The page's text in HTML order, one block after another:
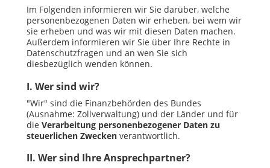
Im Folgenden informieren wir Sie darüber, welche
personenbezogenen Daten wir erheben, bei wem wir
sie erheben und was wir mit diesen Daten machen.
Außerdem informieren wir Sie über Ihre Rechte in
Datenschutzfragen und an wen Sie sich
diesbezüglich wenden können.
I. Wer sind wir?
"Wir" sind die Finanzbehörden des Bundes
(Ausnahme: Zollverwaltung) und der Länder und für
die Verarbeitung personenbezogener Daten zu
steuerlichen Zwecken verantwortlich.
II. Wer sind Ihre Ansprechpartner?